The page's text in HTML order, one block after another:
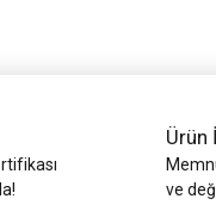
Ürün
ve